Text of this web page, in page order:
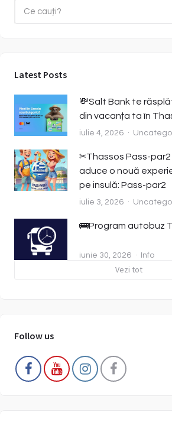
Latest Posts
💸Salt Bank te
din vacanța ta în
iulie 4, 2026
✂️Thassos Pass-par2
aduce o nouă
pe insulă: Pass-par2
iulie 3, 2026
🚌Program autobuz
iunie 30, 2026 Info
Vezi tot
Follow us